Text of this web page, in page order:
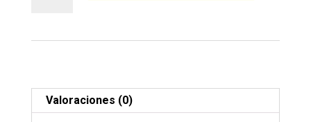
Dragster
cantidad
Valoraciones (0)